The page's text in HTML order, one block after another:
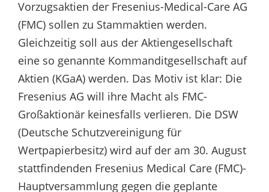
Vorzugsaktien der Fresenius-Medical-Care AG
(FMC) sollen zu Stammaktien werden.
Gleichzeitig soll aus der Aktiengesellschaft
eine so genannte Kommanditgesellschaft auf
Aktien (KGaA) werden. Das Motiv ist klar: Die
Fresenius AG will ihre Macht als FMC-
Großaktionär keinesfalls verlieren. Die DSW
(Deutsche Schutzvereinigung für
Wertpapierbesitz) wird auf der am 30. August
stattfindenden Fresenius Medical Care (FMC)-
Hauptversammlung gegen die geplante